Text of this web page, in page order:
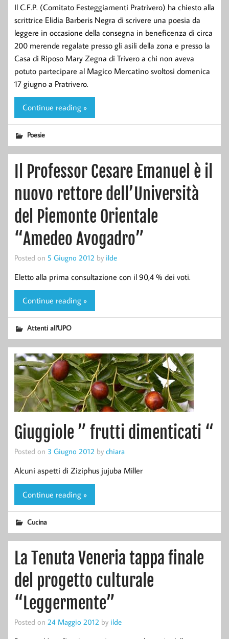
Il C.F.P. (Comitato Festeggiamenti Pratrivero) ha chiesto alla
scrittrice Elidia Barberis Negra di scrivere una poesia da
leggere in occasione della consegna in beneficenza di circa
200 merende regalate presso gli asili della zona e presso la
Casa di Riposo Mary Zegna di Trivero a chi non aveva
potuto partecipare al Magico Mercatino svoltosi domenica
17 giugno a Pratrivero.
Continue reading »
Poesie
Il Professor Cesare Emanuel è il
nuovo rettore dell’Università
del Piemonte Orientale
“Amedeo Avogadro”
Posted on 5 Giugno 2012 by ilde
Eletto alla prima consultazione con il 90,4 % dei voti.
Continue reading »
Attenti all'UPO
Giuggiole ” frutti dimenticati “
Posted on 3 Giugno 2012 by chiara
Alcuni aspetti di Ziziphus jujuba Miller
Continue reading »
Cucina
La Tenuta Veneria tappa finale
del progetto culturale
“Leggermente”
Posted on 24 Maggio 2012 by ilde